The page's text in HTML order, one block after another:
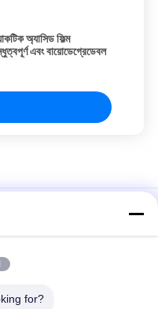
অ্যাসিড ফিল্ম
এবং বায়োডেগ্রেডেবল
এবং বায়োডেগ্রেডেবল
ফিল্ম রোলস প্রস্থ প্রস্থ কাস্টম
for?